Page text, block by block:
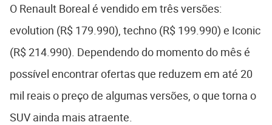
O Renault Boreal é vendido em três versões:
evolution (R$ 179.990), techno (R$ 199.990) e Iconic
(R$ 214.990). Dependendo do momento do mês é
possível encontrar ofertas que reduzem em até 20
mil reais o preço de algumas versões, o que torna o
SUV ainda mais atraente.